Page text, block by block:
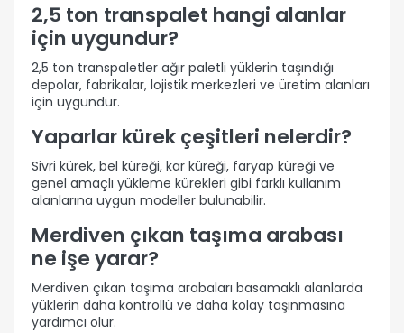
2,5 ton transpalet hangi alanlar
için uygundur?
2,5 ton transpaletler ağır paletli yüklerin taşındığı
depolar, fabrikalar, lojistik merkezleri ve üretim alanları
için uygundur.
Yaparlar kürek çeşitleri nelerdir?
Sivri kürek, bel küreği, kar küreği, faryap küreği ve
genel amaçlı yükleme kürekleri gibi farklı kullanım
alanlarına uygun modeller bulunabilir.
Merdiven çıkan taşıma arabası
ne işe yarar?
Merdiven çıkan taşıma arabaları basamaklı alanlarda
yüklerin daha kontrollü ve daha kolay taşınmasına
yardımcı olur.